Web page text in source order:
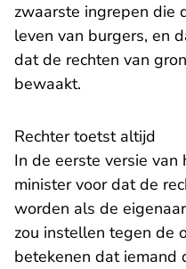
zwaarste ingrepen die
leven van burgers, en
dat de rechten van
bewaakt.
Rechter toetst altijd
In de eerste versie
minister voor dat de
worden als de
zou instellen tegen de
betekenen dat iemand